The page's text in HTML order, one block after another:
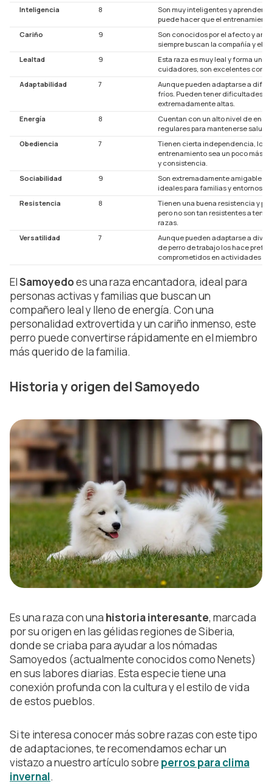
Inteligencia
8
Son muy inteligentes y aprenden
puede hacer que el
Cariño
9
Son conocidos por el afecto y
siempre buscan la compañía y el
Lealtad
9
Esta raza es muy leal y forma un
cuidadores, son excelentes
Adaptabilidad
7
Aunque pueden adaptarse a
fríos. Pueden tener dificultades
extremadamente altas.
Energía
8
Cuentan con un alto nivel de
regulares para mantenerse
Obediencia
7
Tienen cierta independencia, lo
entrenamiento sea un poco más
y consistencia.
Sociabilidad
9
Son extremadamente amigables
ideales para familias y entornos
Resistencia
8
Tienen una buena resistencia y
pero no son tan resistentes a
razas.
Versatilidad
7
Aunque pueden adaptarse a
de perro de trabajo los hace
comprometidos en actividades
ElSamoyedoes una raza encantadora, ideal para
personas activas y familias que buscan un
compañero leal y lleno de energía. Con una
personalidad extrovertida y un cariño inmenso, este
perro puede convertirse rápidamente en el miembro
más querido de la familia.
Historia y origen del Samoyedo
Es una raza con una historia interesante, marcada
por su origen en las gélidas regiones de Siberia,
donde se criaba para ayudar a los nómadas
Samoyedos (actualmente conocidos como Nenets)
en sus labores diarias. Esta especie tiene una
conexión profunda con la cultura y el estilo de vida
de estos pueblos.
Si te interesa conocer más sobre razas con este tipo
de adaptaciones, te recomendamos echar un
vistazo a nuestro artículo sobre perros para clima
invernal.